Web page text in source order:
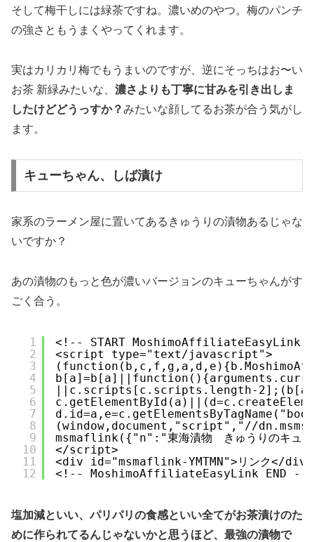
そして梅干しには緑茶ですね。濃いめのやつ。梅のパンチ
の強さともうまくやってくれます。
実はカリカリ梅でもうまいのですが、逆にそっちはお〜い
お茶 新緑みたいな、 濃さよりも丁寧に甘みを引き出しま
したけどどうっすか？みたいな顔してるお茶が合う気がし
ます。
キューちゃん、しば漬け
家系のラーメン屋に置いてあるきゅうりの漬物あるじゃな
いですか？
あの漬物のもっと色が濃いバージョンのキューちゃんがす
ごく合う。
1
2
3
4
5
6
7
8
9
10
11
12
<!-- START MoshimoAffiliateEasyLink
<script type="text/javascript">
||c.scripts[c.scripts.length-
(window,document,"script","//
msmaflink({"n":"東海漬物　きゅうりのキュ
</script>
<div id="msmaflink-YMTMN">リンク</div>
<!-- MoshimoAffiliateEasyLink END -->
塩加減といい、パリパリの食感といい全てがお茶漬けのた
めに作られてるんじゃないかと思うほど、最強の漬物で